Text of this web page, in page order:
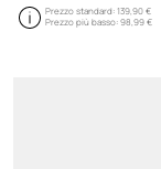
Prezzo standard:139,90 €
Prezzo più basso:98,99 €